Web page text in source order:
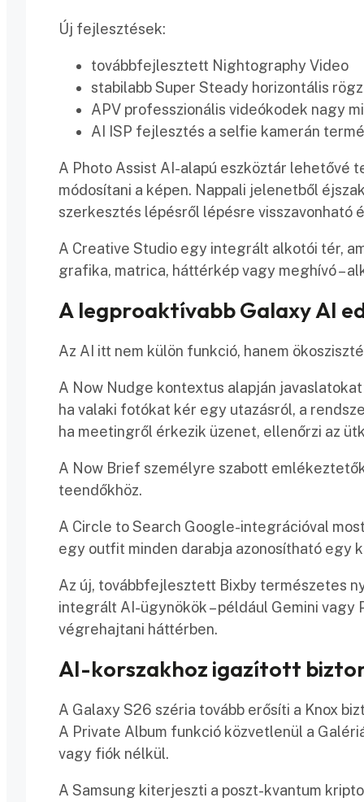
Új fejlesztések:
továbbfejlesztett Nightography Video
stabilabb Super Steady horizontális
APV professzionális videókodek nagy
AI ISP fejlesztés a selfie kamerán
A Photo Assist AI-alapú eszköztár lehetővé
módosítani a képen. Nappali jelenetből
szerkesztés lépésről lépésre visszavonható
A Creative Studio egy integrált alkotói tér,
grafika, matrica, háttérkép vagy meghívó –
A legproaktívabb Galaxy AI
Az AI itt nem külön funkció, hanem
A Now Nudge kontextus alapján javaslatokat
ha valaki fotókat kér egy utazásról, a
ha meetingről érkezik üzenet, ellenőrzi az
A Now Brief személyre szabott
teendőkhöz.
A Circle to Search Google-integrációval
egy outfit minden darabja azonosítható egy
Az új, továbbfejlesztett Bixby természetes
integrált AI-ügynökök – például Gemini
végrehajtani háttérben.
AI-korszakhoz igazított
A Galaxy S26 széria tovább erősíti a Knox
A Private Album funkció közvetlenül a
vagy fiók nélkül.
A Samsung kiterjeszti a poszt-kvantum